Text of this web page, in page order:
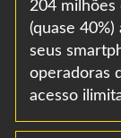
204 milhões
(quase
seus
operadoras
acesso